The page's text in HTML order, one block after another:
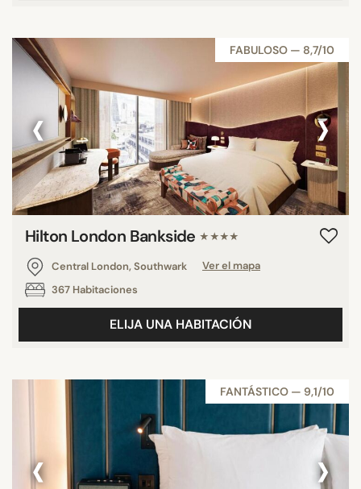
FABULOSO — 8,7/10
‹ ›
Hilton London Bankside ★★★★
Central London, Southwark
Ver el mapa
367 Habitaciones
ELIJA UNA HABITACIÓN
FANTÁSTICO — 9,1/10
‹ ›